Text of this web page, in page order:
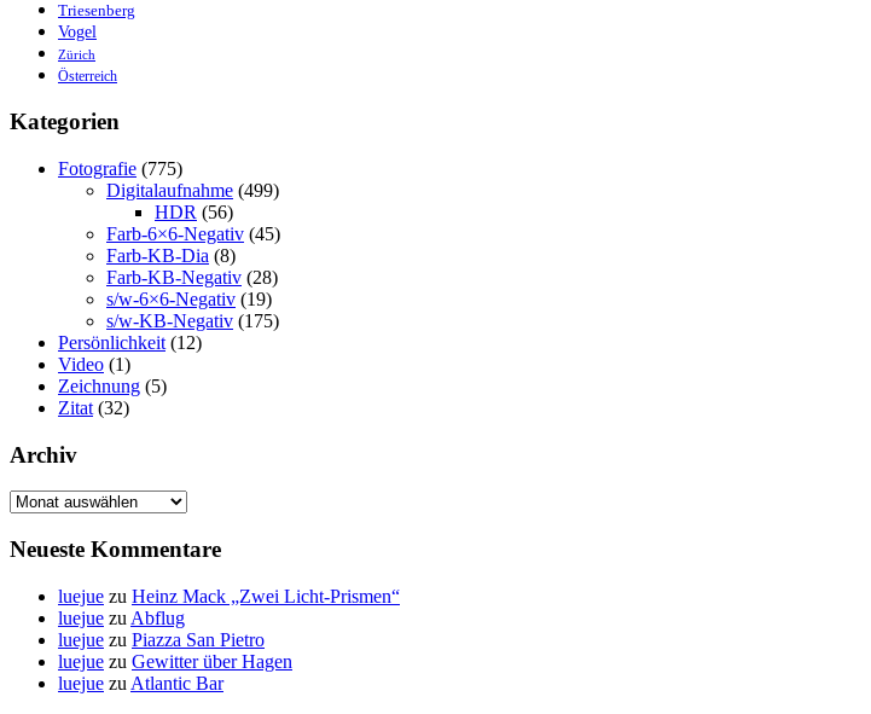
Triesenberg
Vogel
Zürich
Österreich
Kategorien
Fotografie (775)
Digitalaufnahme (499)
HDR (56)
Farb-6×6-Negativ (45)
Farb-KB-Dia (8)
Farb-KB-Negativ (28)
s/w-6×6-Negativ (19)
s/w-KB-Negativ (175)
Persönlichkeit (12)
Video (1)
Zeichnung (5)
Zitat (32)
Archiv
Archiv
Neueste Kommentare
luejue zu Heinz Mack „Zwei Licht-Prismen“
luejue zu Abflug
luejue zu Piazza San Pietro
luejue zu Gewitter über Hagen
luejue zu Atlantic Bar